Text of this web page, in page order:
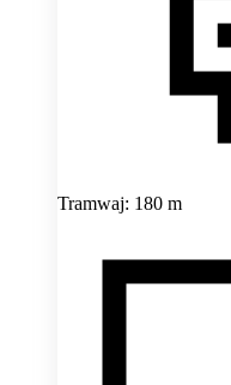
Tramwaj: 180 m